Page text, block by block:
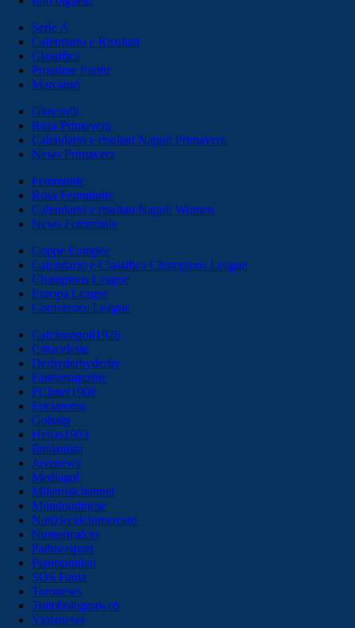
Serie A
Calendario e Risultati
Classifica
Prossime Partite
Marcatori
Giovanili
Rosa Primavera
Calendario e risultati Napoli Primavera
News Primavera
Femminile
Rosa Femminile
Calendario e risultati Napoli Women
News Femminile
Coppe Europee
Calendario e Classifica Champions League
Champions League
Europa League
Conference League
Calcionapoli1926
Cittaceleste
Derbyderbyderby
Fantamagazine
FCInter1908
Forzaroma
Golssip
Hellas1903
Ilmilanista
Juvenews
Mediagol
Milanistichannel
Mondoudinese
Notiziecalciomercato
Numericalcio
Padovasport
Pianetamilan
SOS Fanta
Toronews
Tuttobolognaweb
Violanews